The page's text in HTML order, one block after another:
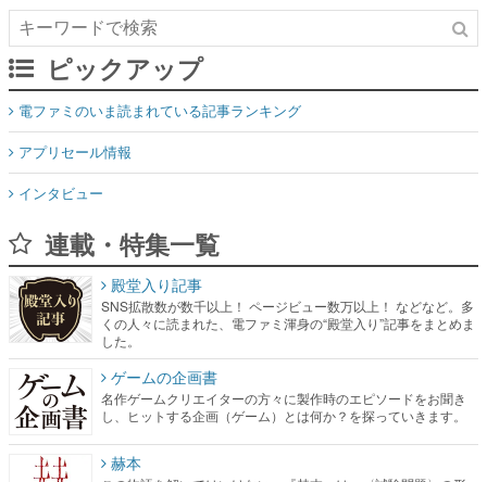
ピックアップ
電ファミのいま読まれている記事ランキング
アプリセール情報
インタビュー
連載・特集一覧
殿堂入り記事
SNS拡散数が数千以上！ ページビュー数万以上！ などなど。多
くの人々に読まれた、電ファミ渾身の“殿堂入り”記事をまとめま
した。
ゲームの企画書
名作ゲームクリエイターの方々に製作時のエピソードをお聞き
し、ヒットする企画（ゲーム）とは何か？を探っていきます。
赫本